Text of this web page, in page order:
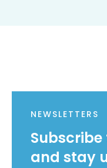
NEWSLETTERS
and stay